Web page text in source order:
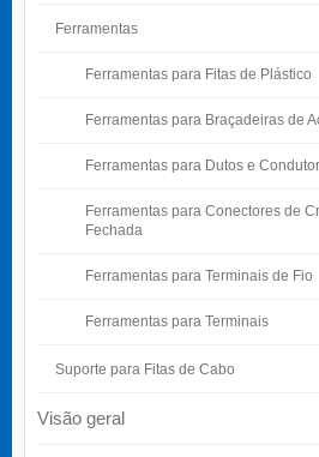
Ferramentas
Ferramentas para Fitas de Plástico
Ferramentas para Braçadeiras de
Ferramentas para Dutos e
Ferramentas para Conectores de
Fechada
Ferramentas para Terminais de Fio
Ferramentas para Terminais
Suporte para Fitas de Cabo
Visão geral